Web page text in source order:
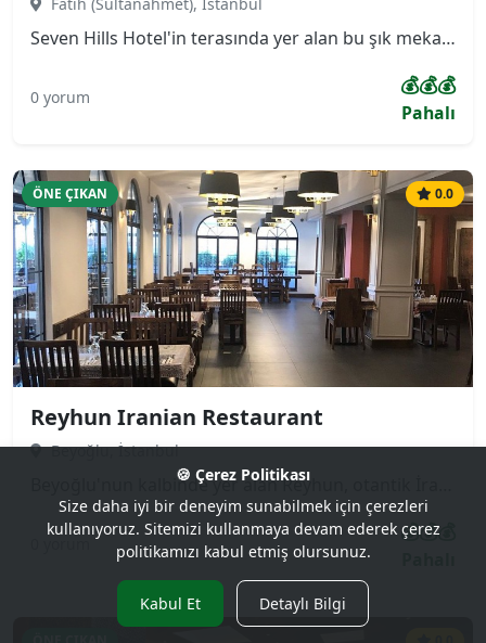
Seven Hills Hotel'in terasında yer alan bu şık mekan, misafirlerine Ayasofya, Sultanahmet Camii ve Topkapı Sarayı'nın yanı sıra İstanbul Boğazı'na hakim 360 derecelik panoramik bir manzara sunmaktadır. Menüsü, özellikle taze ve zengin deniz ürünleri ile Türk mutfağının seçkin lezzetlerine odaklanmıştır.
0 yorum 💰💰💰
Pahalı
0.0
ÖNE ÇIKAN
Reyhun Iranian Restaurant
Beyoğlu, İstanbul
💰💰💰
🍪 Çerez Politikası
Size daha iyi bir deneyim sunabilmek için çerezleri
kullanıyoruz. Sitemizi kullanmaya devam ederek çerez
politikamızı kabul etmiş olursunuz.
Kabul Et Detaylı Bilgi